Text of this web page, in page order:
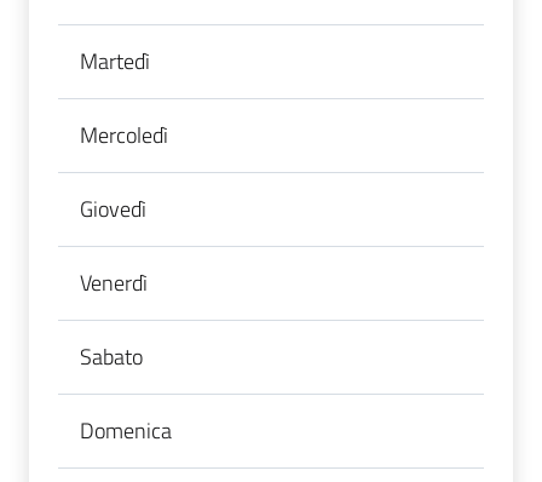
Martedì
Mercoledì
Giovedì
Venerdì
Sabato
Domenica